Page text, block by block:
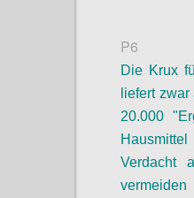
P6
Die Krux
liefert
20.000
Verdacht